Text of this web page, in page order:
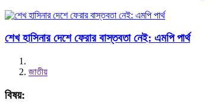
শেখ হাসিনার দেশে ফেরার বাস্তবতা নেই: এমপি পার্থ
জাতীয়
বিষয়: